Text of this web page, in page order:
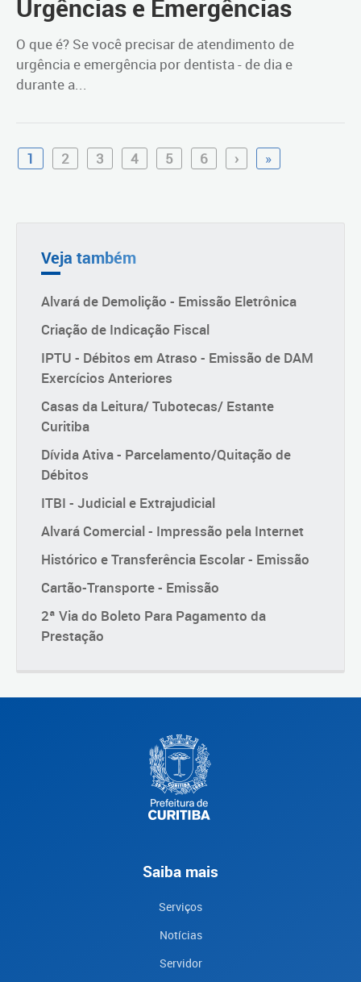
Urgências e Emergências
O que é? Se você precisar de atendimento de
urgência e emergência por dentista - de dia e
durante a...
1 2 3 4 5 6 › »
Veja também
Alvará de Demolição - Emissão Eletrônica
Criação de Indicação Fiscal
IPTU - Débitos em Atraso - Emissão de DAM
Exercícios Anteriores
Casas da Leitura/ Tubotecas/ Estante
Curitiba
Dívida Ativa - Parcelamento/Quitação de
Débitos
ITBI - Judicial e Extrajudicial
Alvará Comercial - Impressão pela Internet
Histórico e Transferência Escolar - Emissão
Cartão-Transporte - Emissão
2ª Via do Boleto Para Pagamento da
Prestação
Saiba mais
Serviços
Notícias
Servidor